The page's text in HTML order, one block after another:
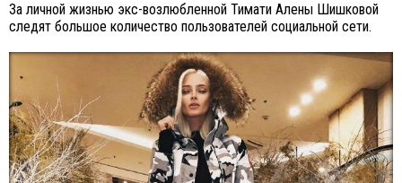
За личной жизнью экс-возлюбленной Тимати Алены Шишковой
следят большое количество пользователей социальной сети.